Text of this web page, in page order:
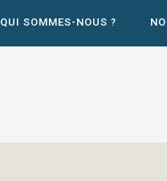
QUI SOMMES-NOUS ?